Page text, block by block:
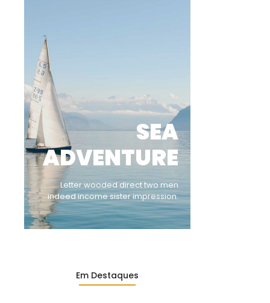
SEA
ADVENTURE
Letter wooded direct two men
indeed income sister impression.
Em Destaques